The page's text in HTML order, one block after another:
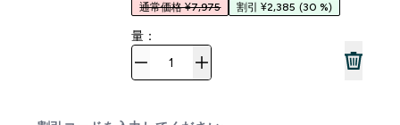
通常価格 ¥7,975 割引 ¥2,385 (30 %)
量：